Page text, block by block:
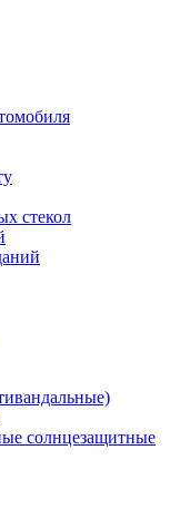
стекол
солнцезащитные